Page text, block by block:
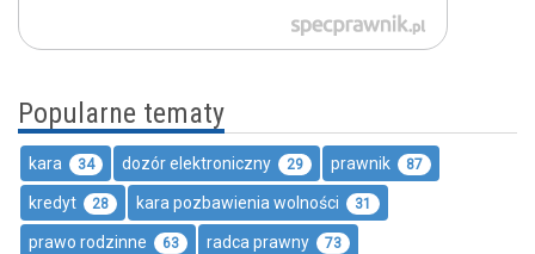
Popularne tematy
kara 34 dozór elektroniczny 29 prawnik 87
kredyt 28 kara pozbawienia wolności 31
prawo rodzinne 63 radca prawny 73